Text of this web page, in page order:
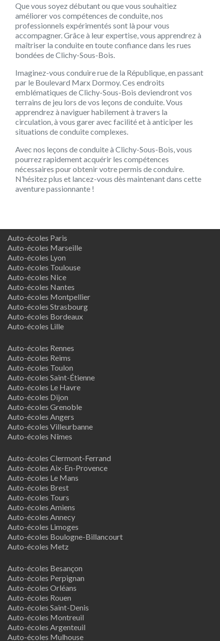
Que vous soyez débutant ou que vous souhaitiez
améliorer vos compétences de conduite, nos
professionnels expérimentés sont là pour vous
accompagner. Grâce à leur expertise, vous apprendrez à
maîtriser la conduite en toute confiance dans les rues
bondées de Clichy-Sous-Bois.
Imaginez-vous conduire rue de la République, en passant
par le Boulevard Marx Dormoy. Ces endroits
emblématiques de Clichy-Sous-Bois deviendront vos
terrains de jeu lors de vos leçons de conduite. Vous
apprendrez à naviguer habilement à travers la
circulation, à vous garer avec facilité et à anticiper les
situations de conduite complexes.
Avec nos leçons de conduite à Clichy-Sous-Bois, vous
pourrez rapidement acquérir les compétences
nécessaires pour obtenir votre permis de conduire.
N’hésitez plus et lancez-vous dès maintenant dans cette
aventure passionnante !
Auto-écoles Paris
Auto-écoles Marseille
Auto-écoles Lyon
Auto-écoles Toulouse
Auto-écoles Nice
Auto-écoles Nantes
Auto-écoles Montpellier
Auto-écoles Strasbourg
Auto-écoles Bordeaux
Auto-écoles Lille
Auto-écoles Rennes
Auto-écoles Reims
Auto-écoles Toulon
Auto-écoles Saint-Étienne
Auto-écoles Le Havre
Auto-écoles Dijon
Auto-écoles Grenoble
Auto-écoles Angers
Auto-écoles Villeurbanne
Auto-écoles Nîmes
Auto-écoles Clermont-Ferrand
Auto-écoles Aix-En-Provence
Auto-écoles Le Mans
Auto-écoles Brest
Auto-écoles Tours
Auto-écoles Amiens
Auto-écoles Annecy
Auto-écoles Limoges
Auto-écoles Boulogne-Billancourt
Auto-écoles Metz
Auto-écoles Besançon
Auto-écoles Perpignan
Auto-écoles Orléans
Auto-écoles Rouen
Auto-écoles Saint-Denis
Auto-écoles Montreuil
Auto-écoles Argenteuil
Auto-écoles Mulhouse